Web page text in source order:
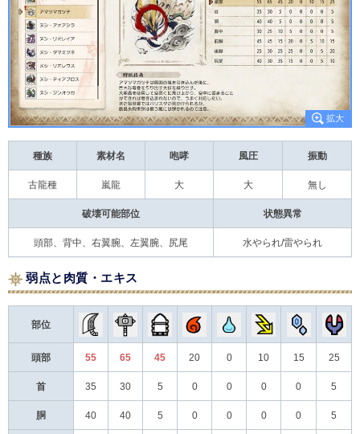
種族 素材名 咆哮 風圧 振動
古龍種 嵐龍 大 大 無し
破壊可能部位 状態異常
頭部、背中、右翼腕、左翼腕、尻尾 水やられ/雷やられ
弱点と肉質・エキス
部位
頭部 55 65 45 20 0 10 15 25
首 35 30 5 0 0 0 0 5
胴 40 40 5 0 0 0 0 5